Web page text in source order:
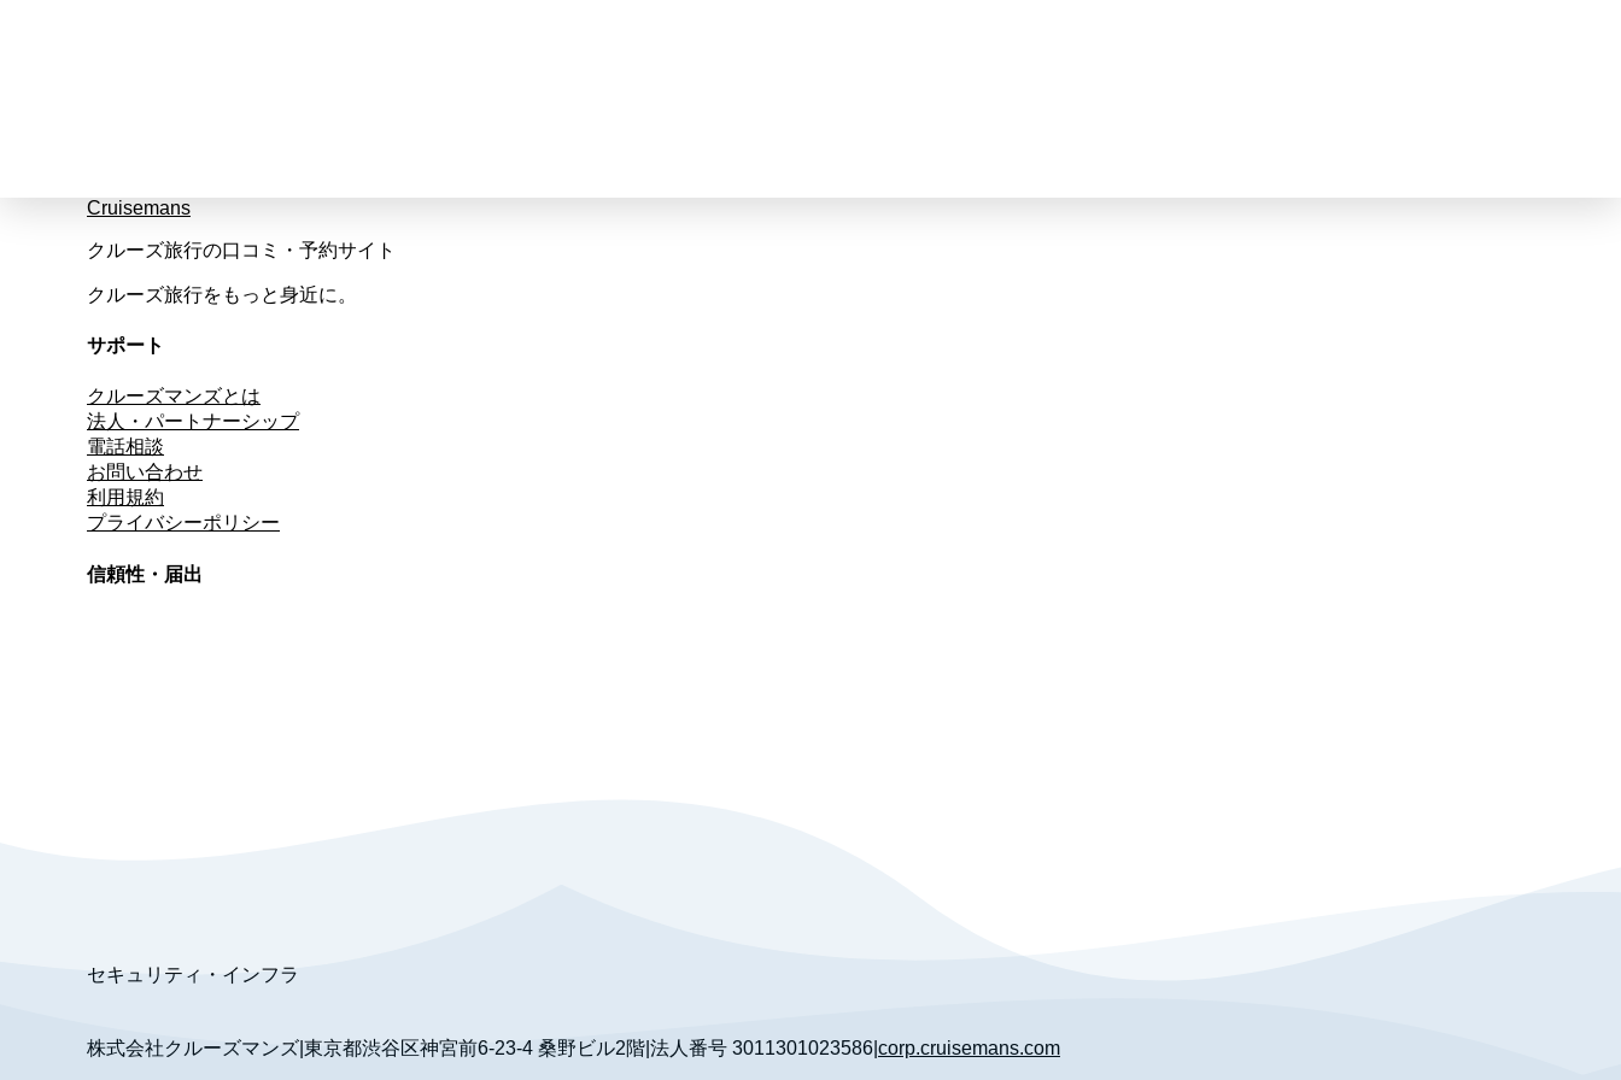
Cruisemans
クルーズ旅行の口コミ・予約サイト
クルーズ旅行をもっと身近に。
サポート
クルーズマンズとは
法人・パートナーシップ
電話相談
お問い合わせ
利用規約
プライバシーポリシー
信頼性・届出
セキュリティ・インフラ
株式会社クルーズマンズ 東京都渋谷区神宮前6-23-4 桑野ビル2階 法人番号 3011301023586 corp.cruisemans.com